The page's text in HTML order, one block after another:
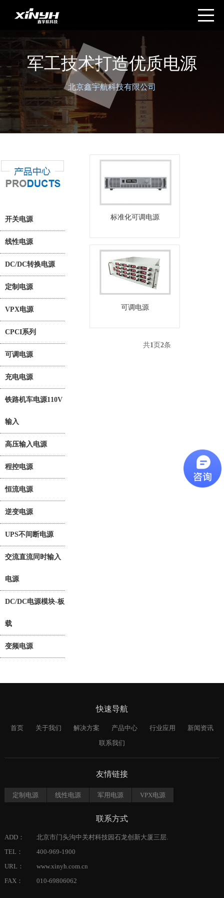
军工技术打造优质电源
北京鑫宇航科技有限公司
开关电源
线性电源
DC/DC转换电源
定制电源
VPX电源
CPCI系列
可调电源
充电电源
铁路机车电源110V
输入
高压输入电源
程控电源
恒流电源
逆变电源
UPS不间断电源
交流直流同时输入
电源
DC/DC电源模块-板
载
变频电源
标准化可调电源
可调电源
共1页 2条
快速导航
首页 关于我们 解决方案 产品中心 行业应用
新闻资讯
联系我们
友情链接
定制电源 线性电源 军用电源 VPX电源
联系方式
ADD：
北京市门头沟中关村科技园石龙创新大厦三层.
TEL：
400-969-1900
URL：
www.xinyh.com.cn
FAX：
010-69806062